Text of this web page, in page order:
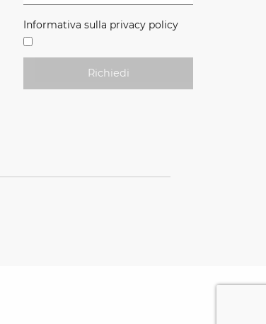
Informativa sulla privacy policy
Richiedi